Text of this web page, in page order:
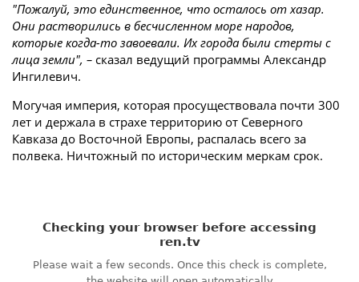
"Пожалуй, это единственное, что осталось от хазар.
Они растворились в бесчисленном море народов,
которые когда-то завоевали. Их города были стерты с
лица земли", – сказал ведущий программы Александр
Ингилевич.
Могучая империя, которая просуществовала почти 300
лет и держала в страхе территорию от Северного
Кавказа до Восточной Европы, распалась всего за
полвека. Ничтожный по историческим меркам срок.